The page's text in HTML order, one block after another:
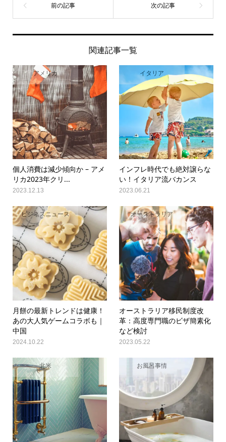
関連記事一覧
アメリカ
個人消費は減少傾向か – アメ
リカ2023年クリ...
2023.12.13
イタリア
インフレ時代でも絶対譲らな
い！イタリア流バカンス
2023.06.21
ビジネスニュース
月餅の最新トレンドは健康！
あの大人気ゲームコラボも｜
中国
2024.10.22
オーストラリア
オーストラリア移民制度改
革：高度専門職のビザ簡素化
など検討
2023.05.22
北米 お風呂事情